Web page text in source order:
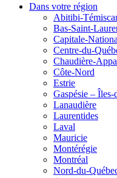
Dans votre région
Abitibi-
Bas-Saint-
Capitale-
Centre-du-
Chaudière-
Côte-Nord
Estrie
Gaspésie –
Lanaudière
Laurentides
Laval
Mauricie
Montérégie
Montréal
Nord-du-